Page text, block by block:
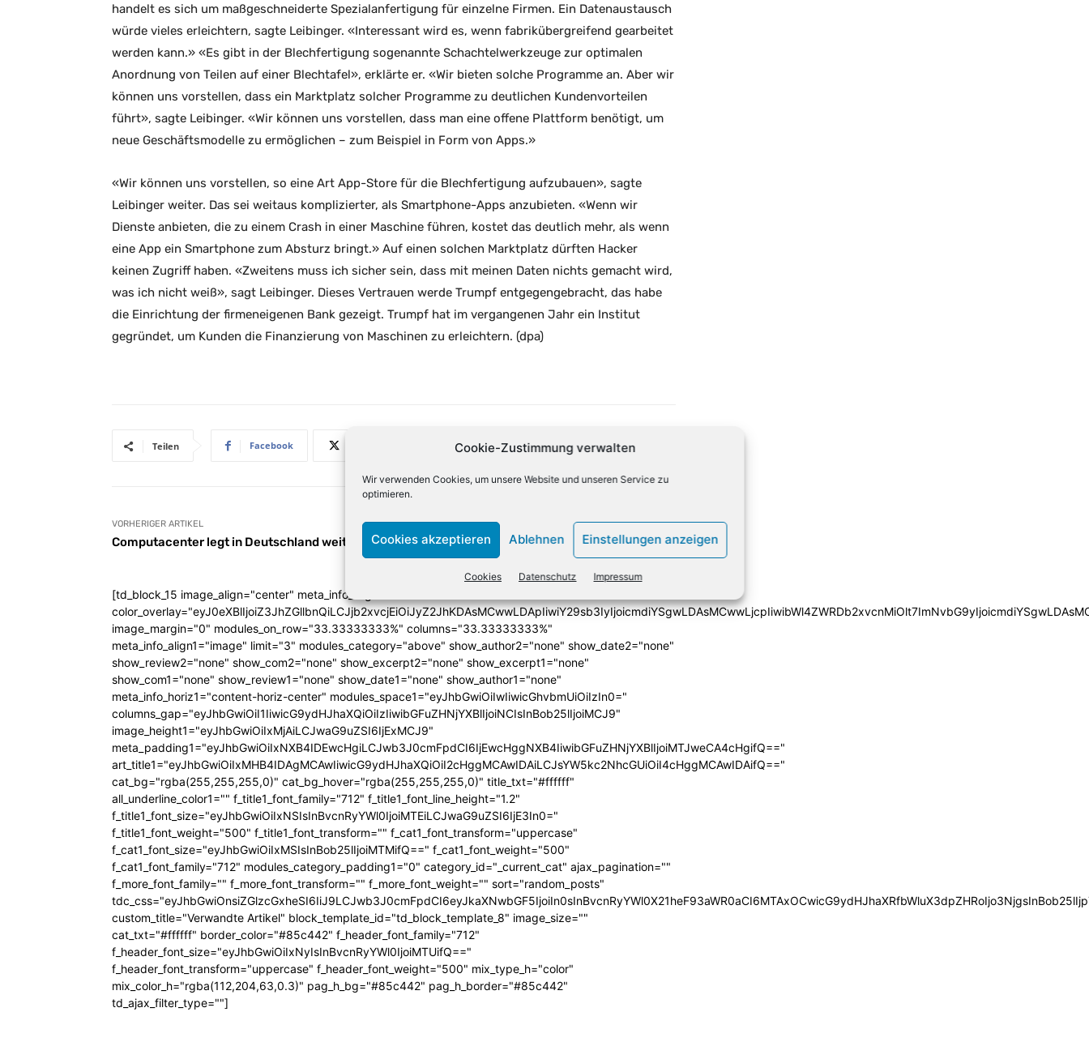
Cookie-Zustimmung verwalten
Wir verwenden Cookies, um unsere Website und unseren Service zu
optimieren.
Cookies akzeptieren Ablehnen Einstellungen anzeigen
Cookies Datenschutz Impressum
handelt es sich um maßgeschneiderte Spezialanfertigung für einzelne Firmen. Ein Datenaustausch
würde vieles erleichtern, sagte Leibinger. «Interessant wird es, wenn fabrikübergreifend gearbeitet
werden kann.» «Es gibt in der Blechfertigung sogenannte Schachtelwerkzeuge zur optimalen
Anordnung von Teilen auf einer Blechtafel», erklärte er. «Wir bieten solche Programme an. Aber wir
können uns vorstellen, dass ein Marktplatz solcher Programme zu deutlichen Kundenvorteilen
führt», sagte Leibinger. «Wir können uns vorstellen, dass man eine offene Plattform benötigt, um
neue Geschäftsmodelle zu ermöglichen – zum Beispiel in Form von Apps.»
«Wir können uns vorstellen, so eine Art App-Store für die Blechfertigung aufzubauen», sagte
Leibinger weiter. Das sei weitaus komplizierter, als Smartphone-Apps anzubieten. «Wenn wir
Dienste anbieten, die zu einem Crash in einer Maschine führen, kostet das deutlich mehr, als wenn
eine App ein Smartphone zum Absturz bringt.» Auf einen solchen Marktplatz dürften Hacker
keinen Zugriff haben. «Zweitens muss ich sicher sein, dass mit meinen Daten nichts gemacht wird,
was ich nicht weiß», sagt Leibinger. Dieses Vertrauen werde Trumpf entgegengebracht, das habe
die Einrichtung der firmeneigenen Bank gezeigt. Trumpf hat im vergangenen Jahr ein Institut
gegründet, um Kunden die Finanzierung von Maschinen zu erleichtern. (dpa)
Teilen Facebook Drucken
VORHERIGER ARTIKEL
Computacenter legt in Deutschland weiter zu
NÄCHSTER ARTIKEL
Messe Berlin: IFA wieder ausgebucht
[td_block_15 image_align="center" meta_info_align="bottom"
image_margin="0" modules_on_row="33.33333333%" columns="33.33333333%"
meta_info_align1="image" limit="3" modules_category="above" show_author2="none" show_date2="none"
show_review2="none" show_com2="none" show_excerpt2="none" show_excerpt1="none"
show_com1="none" show_review1="none" show_date1="none" show_author1="none"
meta_info_horiz1="content-horiz-center" modules_space1="eyJhbGwiOiIwIiwicGhvbmUiOiIzIn0="
columns_gap="eyJhbGwiOiI1IiwicG9ydHJhaXQiOiIzIiwibGFuZHNjYXBlIjoiNCIsInBob25lIjoiMCJ9"
image_height1="eyJhbGwiOiIxMjAiLCJwaG9uZSI6IjExMCJ9"
meta_padding1="eyJhbGwiOiIxNXB4IDEwcHgiLCJwb3J0cmFpdCI6IjEwcHggNXB4IiwibGFuZHNjYXBlIjoiMTJweCA4cHgifQ=="
art_title1="eyJhbGwiOiIxMHB4IDAgMCAwIiwicG9ydHJhaXQiOiI2cHggMCAwIDAiLCJsYW5kc2NhcGUiOiI4cHggMCAwIDAifQ=="
cat_bg="rgba(255,255,255,0)" cat_bg_hover="rgba(255,255,255,0)" title_txt="#ffffff"
all_underline_color1="" f_title1_font_family="712" f_title1_font_line_height="1.2"
f_title1_font_size="eyJhbGwiOiIxNSIsInBvcnRyYWl0IjoiMTEiLCJwaG9uZSI6IjE3In0="
f_title1_font_weight="500" f_title1_font_transform="" f_cat1_font_transform="uppercase"
f_cat1_font_size="eyJhbGwiOiIxMSIsInBob25lIjoiMTMifQ==" f_cat1_font_weight="500"
f_cat1_font_family="712" modules_category_padding1="0" category_id="_current_cat" ajax_pagination=""
f_more_font_family="" f_more_font_transform="" f_more_font_weight="" sort="random_posts"
custom_title="Verwandte Artikel" block_template_id="td_block_template_8" image_size=""
cat_txt="#ffffff" border_color="#85c442" f_header_font_family="712"
f_header_font_size="eyJhbGwiOiIxNyIsInBvcnRyYWl0IjoiMTUifQ=="
f_header_font_transform="uppercase" f_header_font_weight="500" mix_type_h="color"
mix_color_h="rgba(112,204,63,0.3)" pag_h_bg="#85c442" pag_h_border="#85c442"
td_ajax_filter_type=""]